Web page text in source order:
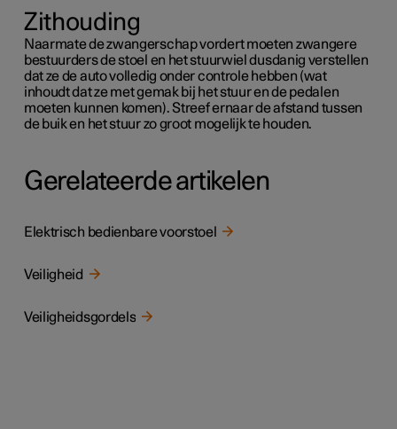
Zithouding
Naarmate de zwangerschap vordert moeten zwangere
bestuurders de stoel en het stuurwiel dusdanig verstellen
dat ze de auto volledig onder controle hebben (wat
inhoudt dat ze met gemak bij het stuur en de pedalen
moeten kunnen komen). Streef ernaar de afstand tussen
de buik en het stuur zo groot mogelijk te houden.
Gerelateerde artikelen
Elektrisch bedienbare voorstoel
Veiligheid
Veiligheidsgordels